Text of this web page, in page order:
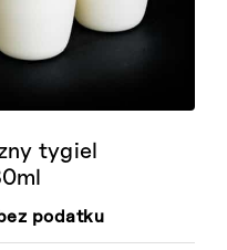
tygiel
podatku